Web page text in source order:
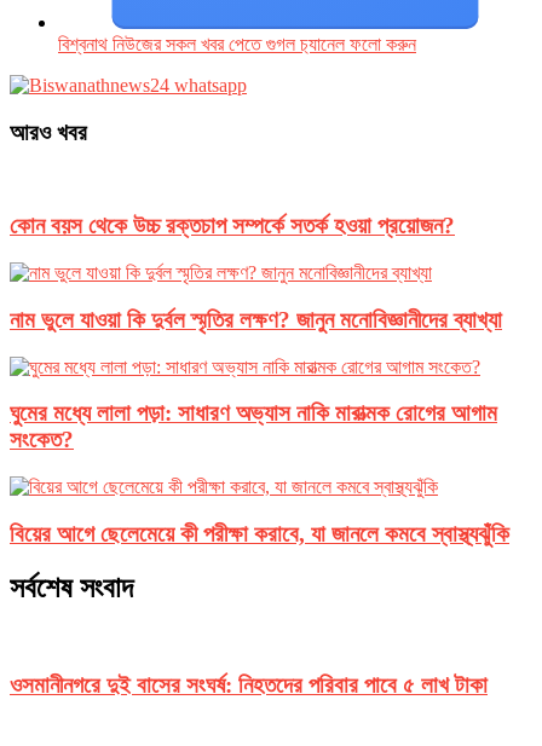
বিশ্বনাথ নিউজের সকল খবর পেতে গুগল চ‌্যানেল ফলো করুন
আরও খবর
কোন বয়স থেকে উচ্চ রক্তচাপ সম্পর্কে সতর্ক হওয়া প্রয়োজন?
নাম ভুলে যাওয়া কি দুর্বল স্মৃতির লক্ষণ? জানুন মনোবিজ্ঞানীদের ব্যাখ্যা
ঘুমের মধ্যে লালা পড়া: সাধারণ অভ্যাস নাকি মারাত্মক রোগের আগাম
সংকেত?
বিয়ের আগে ছেলেমেয়ে কী পরীক্ষা করাবে, যা জানলে কমবে স্বাস্থ্যঝুঁকি
সর্বশেষ সংবাদ
ওসমানীনগরে দুই বাসের সংঘর্ষ: নিহতদের পরিবার পাবে ৫ লাখ টাকা